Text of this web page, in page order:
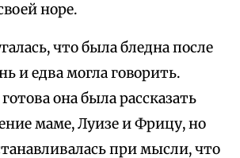
норе.
что была бледна после
и едва могла говорить.
она была рассказать
маме, Луизе и Фрицу, но
при мысли, что